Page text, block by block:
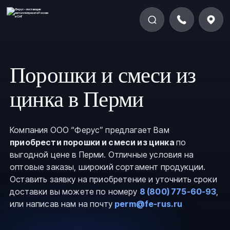
Порошки и смеси из
цинка в Перми
Компания ООО “Ферус” предлагает Вам
приобрести порошки и смеси из цинка по
выгодной цене в Перми. Отличные условия на
оптовые заказы, широкий сортамент продукции.
Оставить заявку на приобретение и уточнить сроки
доставки вы можете по номеру 8 (800) 775-60-93,
или написав нам на почту perm@fe-rus.ru